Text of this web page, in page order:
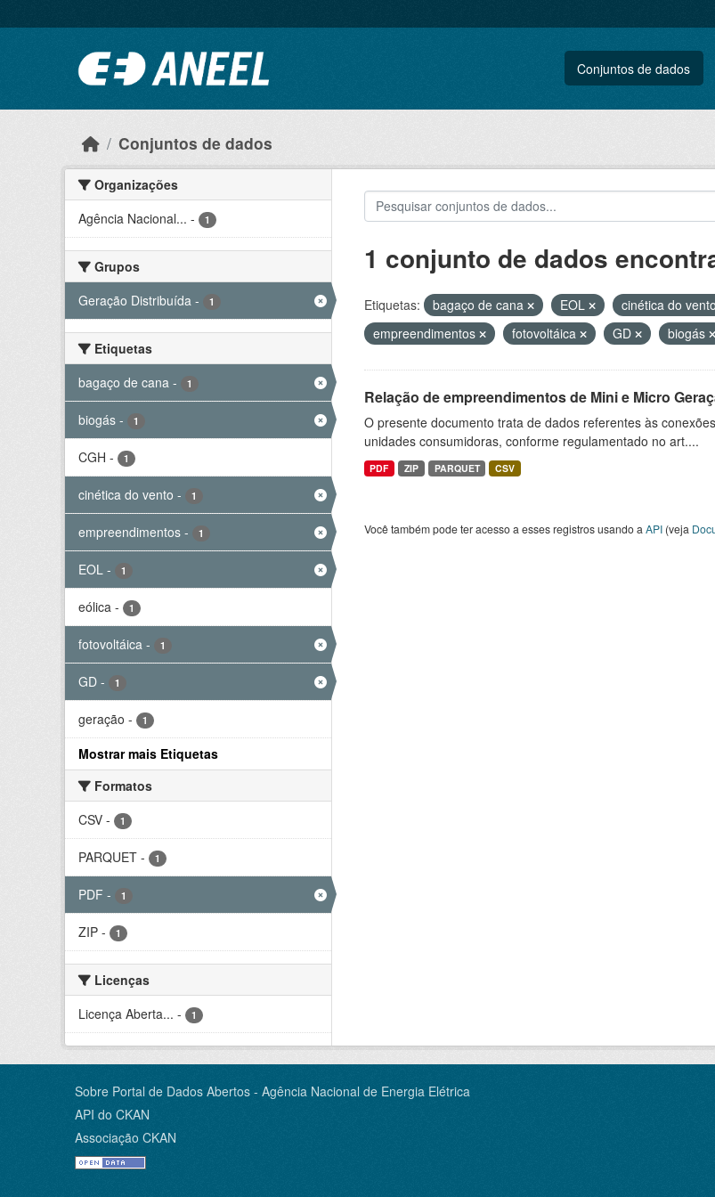
Conjuntos de dados
Conjuntos de dados
Organizações
Agência Nacional... - 1
Grupos
Geração Distribuída - 1
Etiquetas
bagaço de cana - 1
biogás - 1
CGH - 1
cinética do vento - 1
empreendimentos - 1
EOL - 1
eólica - 1
fotovoltáica - 1
GD - 1
geração - 1
Mostrar mais Etiquetas
Formatos
CSV - 1
PARQUET - 1
PDF - 1
ZIP - 1
Licenças
Licença Aberta... - 1
1 conjunto de dados
Etiquetas: bagaço de cana EOL
cinética do vento
empreendimentos
fotovoltáica GD biogás
Relação de empreendimentos de Mini e Micro
O presente documento trata de dados referentes às
unidades consumidoras, conforme regulamentado no art....
PDF ZIP PARQUET CSV
Você também pode ter acesso a esses registros usando a API(veja
Sobre Portal de Dados Abertos - Agência Nacional de Energia Elétrica
API do CKAN
Associação CKAN